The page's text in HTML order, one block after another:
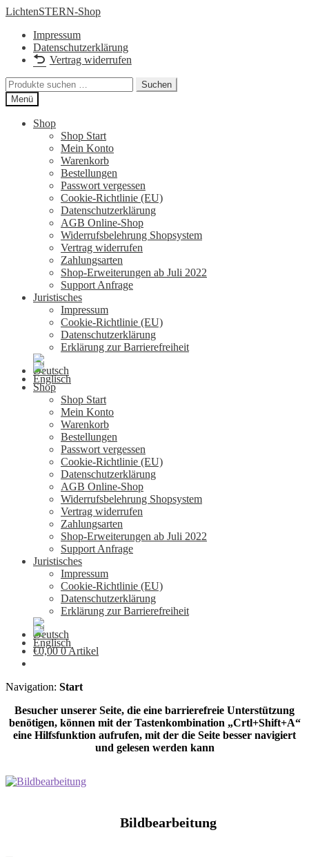
Zur
springen
Zum
springen
LichtenSTERN-Shop
Impressum
Datenschutzerklärung
Vertrag widerrufen
Suchen
nach:
Suchen
Menü
Shop
Shop Start
Mein Konto
Warenkorb
Bestellungen
Passwort vergessen
Cookie-Richtlinie (EU)
Datenschutzerklärung
AGB Online-Shop
Widerrufsbelehrung Shopsystem
Vertrag widerrufen
Zahlungsarten
Shop-Erweiterungen ab Juli 2022
Support Anfrage
Juristisches
Impressum
Cookie-Richtlinie (EU)
Datenschutzerklärung
Erklärung zur Barrierefreiheit
Shop
Shop Start
Mein Konto
Warenkorb
Bestellungen
Passwort vergessen
Cookie-Richtlinie (EU)
Datenschutzerklärung
AGB Online-Shop
Widerrufsbelehrung Shopsystem
Vertrag widerrufen
Zahlungsarten
Shop-Erweiterungen ab Juli 2022
Support Anfrage
Juristisches
Impressum
Cookie-Richtlinie (EU)
Datenschutzerklärung
Erklärung zur Barrierefreiheit
€0,00 0 Artikel
Navigation: Start
Besucher unserer Seite, die eine barrierefreie Unterstützung
benötigen, können mit der Tastenkombination „Crtl+Shift+A“
eine Hilfsfunktion aufrufen, mit der die Seite besser navigiert
und gelesen werden kann
Bildbearbeitung